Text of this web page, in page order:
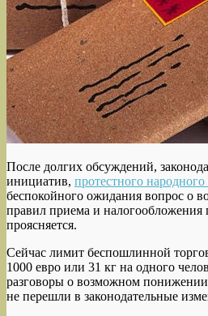
После долгих обсуждений,
инициатив, протестного
беспокойного ожидания вопрос о
правил приема и налогообложения
проясняется.
Сейчас лимит беспошлинной
1000 евро или 31 кг на одного
разговоры о возможном понижении
не перешли в законодательные